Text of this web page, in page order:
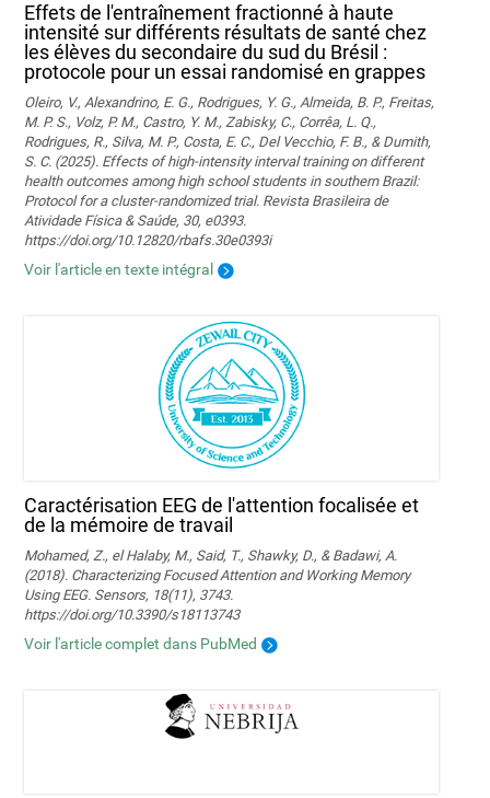
Effets de l'entraînement fractionné à haute
intensité sur différents résultats de santé chez
les élèves du secondaire du sud du Brésil :
protocole pour un essai randomisé en grappes
Oleiro, V., Alexandrino, E. G., Rodrigues, Y. G., Almeida, B. P., Freitas,
M. P. S., Volz, P. M., Castro, Y. M., Zabisky, C., Corrêa, L. Q.,
Rodrigues, R., Silva, M. P., Costa, E. C., Del Vecchio, F. B., & Dumith,
S. C. (2025). Effects of high-intensity interval training on different
health outcomes among high school students in southern Brazil:
Protocol for a cluster-randomized trial. Revista Brasileira de
Atividade Física & Saúde, 30, e0393.
https://doi.org/10.12820/rbafs.30e0393i
Voir l'article en texte intégral
Caractérisation EEG de l'attention focalisée et
de la mémoire de travail
Mohamed, Z., el Halaby, M., Said, T., Shawky, D., & Badawi, A.
(2018). Characterizing Focused Attention and Working Memory
Using EEG. Sensors, 18(11), 3743.
https://doi.org/10.3390/s18113743
Voir l'article complet dans PubMed